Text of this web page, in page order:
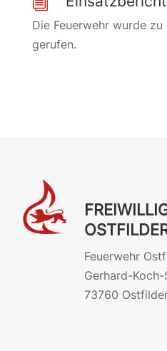
Die Feuerwehr wurde
gerufen.
Feuerwehr
Gerhard-Koch-
73760